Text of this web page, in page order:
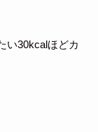
い30kcalほどカ